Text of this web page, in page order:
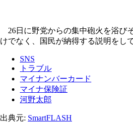
26日に野党からの集中砲火を浴び
けでなく、国民が納得する説明をし
SNS
トラブル
マイナンバーカード
マイナ保険証
河野太郎
出典元: SmartFLASH